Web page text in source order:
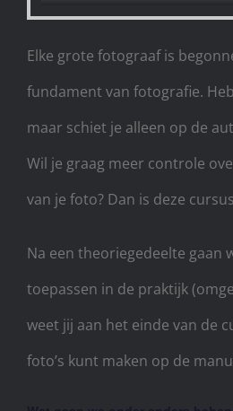
Elke grote fotograaf is
fundament van fotografie.
maar schiet je alleen op de
Wil je graag meer controle
van je foto? Dan is deze
Na een theoriegedeelte gaan
toepassen in de praktijk
weet jij aan het einde van de
foto’s kunt maken op de